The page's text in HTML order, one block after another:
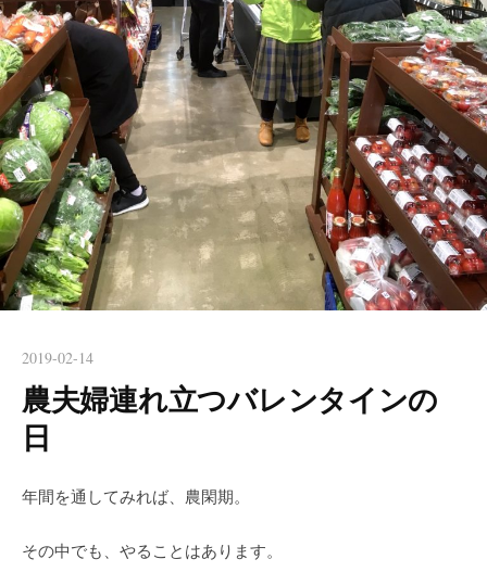
2019-02-14
農夫婦連れ立つバレンタインの
日
年間を通してみれば、農閑期。
その中でも、やることはあります。